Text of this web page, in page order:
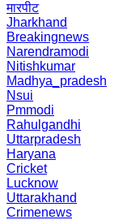
मारपीट
Jharkhand
Breakingnews
Narendramodi
Nitishkumar
Madhya_pradesh
Nsui
Pmmodi
Rahulgandhi
Uttarpradesh
Haryana
Cricket
Lucknow
Uttarakhand
Crimenews